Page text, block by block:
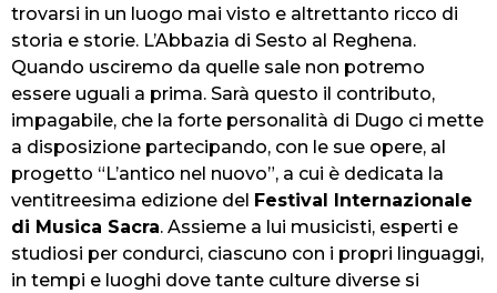
trovarsi in un luogo mai visto e altrettanto ricco di
storia e storie. L’Abbazia di Sesto al Reghena.
Quando usciremo da quelle sale non potremo
essere uguali a prima. Sarà questo il contributo,
impagabile, che la forte personalità di Dugo ci mette
a disposizione partecipando, con le sue opere, al
progetto “L’antico nel nuovo”, a cui è dedicata la
ventitreesima edizione del Festival Internazionale
di Musica Sacra. Assieme a lui musicisti, esperti e
studiosi per condurci, ciascuno con i propri linguaggi,
in tempi e luoghi dove tante culture diverse si